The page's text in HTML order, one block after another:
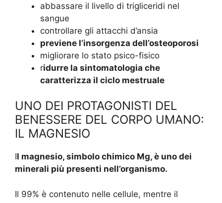
abbassare il livello di trigliceridi nel
sangue
controllare gli attacchi d’ansia
previene l’insorgenza dell’osteoporosi
migliorare lo stato psico-fisico
ridurre la sintomatologia che
caratterizza il ciclo mestruale
UNO DEI PROTAGONISTI DEL
BENESSERE DEL CORPO UMANO:
IL MAGNESIO
Il magnesio, simbolo chimico Mg, è uno dei
minerali più presenti nell’organismo.
Il 99% è contenuto nelle cellule, mentre il